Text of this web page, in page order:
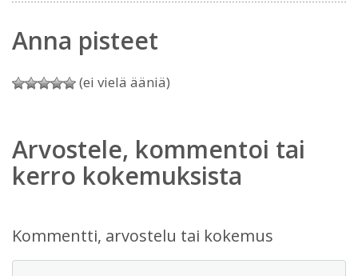
Anna pisteet
(ei vielä ääniä)
Arvostele, kommentoi tai
kerro kokemuksista
Kommentti, arvostelu tai kokemus